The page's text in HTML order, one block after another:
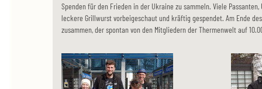
Spenden für den Frieden in der Ukraine zu sammeln. Viele
leckere Grillwurst vorbeigeschaut und kräftig gespendet. Am Ende
zusammen, der spontan von den Mitgliedern der Thermenwelt auf